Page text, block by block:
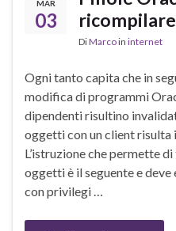
MAR
03
DiMarcoin internet
Ogni tanto capita che in
modifica di programmi
dipendenti risultino
oggetti con un client risulta
L’istruzione che permette
oggetti è il seguente e deve
con privilegi …